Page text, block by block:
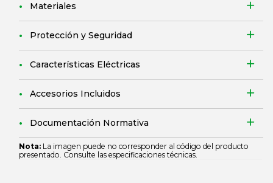
Materiales
Protección y Seguridad
Características Eléctricas
Accesorios Incluidos
Documentación Normativa
Nota: La imagen puede no corresponder al código del producto
presentado. Consulte las especificaciones técnicas.